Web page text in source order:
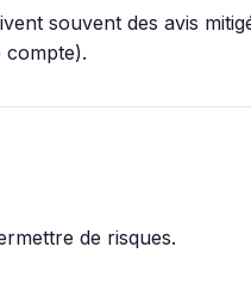
souvent des avis
compte).
de risques.